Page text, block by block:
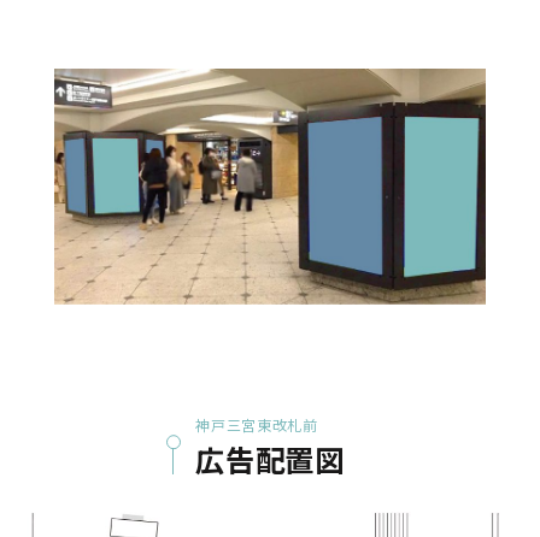
神戸三宮東改札前
広告配置図